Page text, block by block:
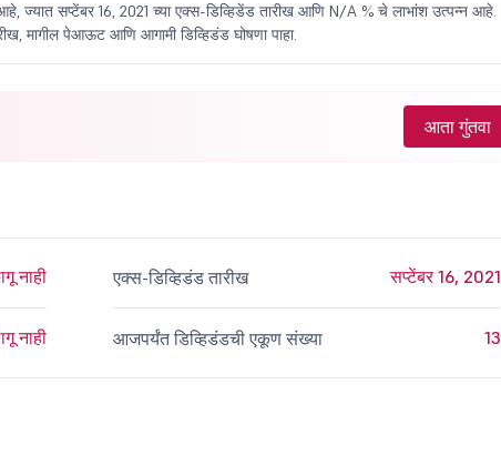
ज्यात सप्टेंबर 16, 2021 च्या एक्स-डिव्हिडेंड तारीख आणि N/A % चे लाभांश उत्पन्न आहे.
मागील पेआऊट आणि आगामी डिव्हिडंड घोषणा पाहा.
आता गुंतवा
नाही
नाही
एक्स-डिव्हिडंड तारीख सप्टेंबर 16, 2021
आजपर्यंत डिव्हिडंडची एकूण संख्या 13